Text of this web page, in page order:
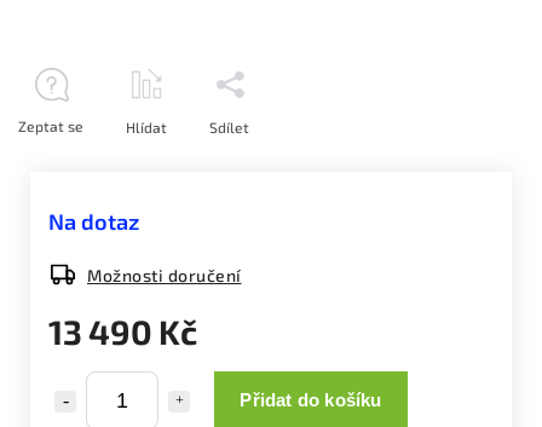
13 490 Kč
Přidat do košíku
Na dotaz
Možnosti doručení
Zeptat se Hlídat Sdílet